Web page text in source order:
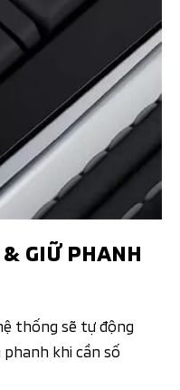
GIỮ PHANH
thống sẽ tự động
khi cần số